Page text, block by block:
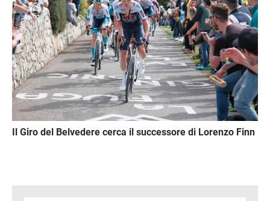
Il Giro del Belvedere cerca il successore di Lorenzo Finn